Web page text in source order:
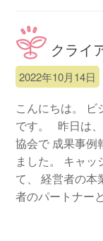
クライ
2022年10月14日
こんにちは。
です。 昨日は
協会で 成果事例
ました。 キャ
て、 経営者の本
者のパートナー